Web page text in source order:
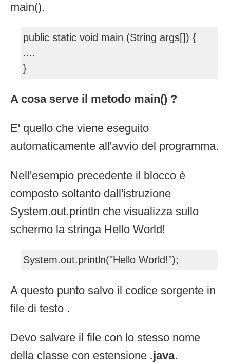
main().
public static void main (String args[]) {
....
}
A cosa serve il metodo main() ?
E' quello che viene eseguito
automaticamente all'avvio del programma.
Nell'esempio precedente il blocco è
composto soltanto dall'istruzione
System.out.println che visualizza sullo
schermo la stringa Hello World!
System.out.println("Hello World!");
A questo punto salvo il codice sorgente in
file di testo .
Devo salvare il file con lo stesso nome
della classe con estensione .java.